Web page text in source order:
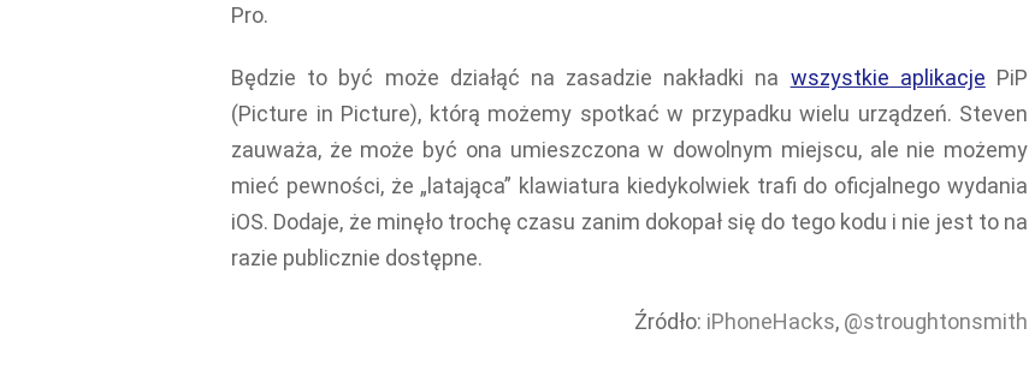
Pro.
Będzie to być może działąć na zasadzie nakładki na wszystkie aplikacje PiP
(Picture in Picture), którą możemy spotkać w przypadku wielu urządzeń. Steven
zauważa, że może być ona umieszczona w dowolnym miejscu, ale nie możemy
mieć pewności, że „latająca” klawiatura kiedykolwiek trafi do oficjalnego wydania
iOS. Dodaje, że minęło trochę czasu zanim dokopał się do tego kodu i nie jest to na
razie publicznie dostępne.
Źródło: iPhoneHacks, @stroughtonsmith